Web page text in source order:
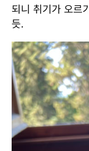
되니 취기가 오르
듯.